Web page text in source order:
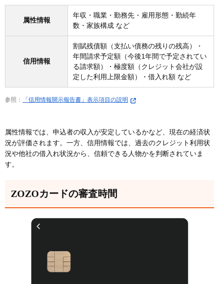
属性情報
年収・職業・勤務先・雇用形態・勤続年
数・家族構成 など
信用情報
割賦残債額（支払い債務の残りの残高）・
年間請求予定額（今後1年間で予定されてい
る請求額）・極度額（クレジット会社が設
定した利用上限金額）・借入れ額 など
参照： 「信用情報開示報告書」表示項目の説明
属性情報では、申込者の収入が安定しているかなど、現在の経済状
況が評価されます。一方、信用情報では、過去のクレジット利用状
況や他社の借入れ状況から、信頼できる人物かを判断されていま
す。
ZOZOカードの審査時間